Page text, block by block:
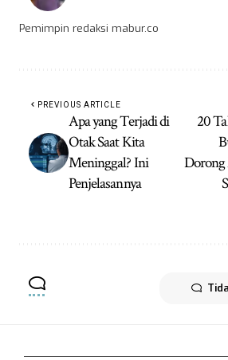
Pemimpin redaksi mabur.co
PREVIOUS ARTICLE
Apa yang Terjadi di
Otak Saat Kita
Meninggal? Ini
Penjelasannya
20
Dorong